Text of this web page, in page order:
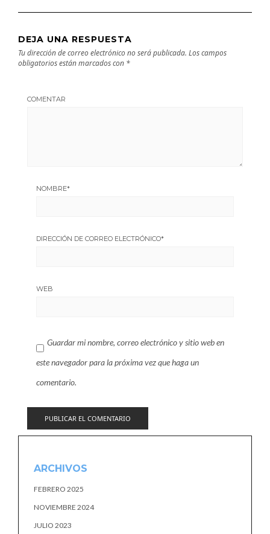
DEJA UNA RESPUESTA
Tu dirección de correo electrónico no será publicada. Los campos
obligatorios están marcados con *
COMENTAR
NOMBRE*
DIRECCIÓN DE CORREO ELECTRÓNICO*
WEB
Guardar mi nombre, correo electrónico y sitio web en
este navegador para la próxima vez que haga un
comentario.
ARCHIVOS
FEBRERO 2025
NOVIEMBRE 2024
JULIO 2023